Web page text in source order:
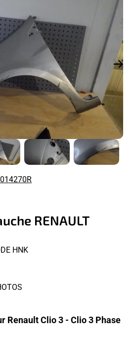
RENAULT
HNK
Renault Clio 3 - Clio 3 Phase